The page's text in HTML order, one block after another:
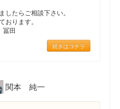
たらご相談下さい。
ります。
田
続きはコチラ
関本 純一